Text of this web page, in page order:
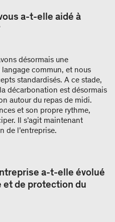
a-t-elle aidé à
désormais une
commun, et nous
standardisés. A ce stade,
décarbonation est désormais
autour du repas de midi.
et son propre rythme,
Il s’agit maintenant
de l’entreprise.
a-t-elle évolué
de protection du